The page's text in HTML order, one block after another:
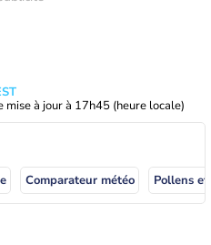
mise à jour à 17h45 (heure locale)
Comparateur météo Pollens